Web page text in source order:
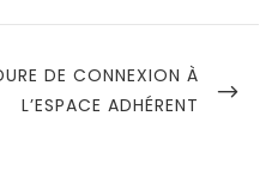
DE CONNEXION À
L’ESPACE ADHÉRENT